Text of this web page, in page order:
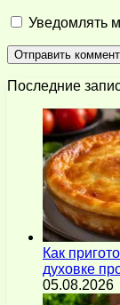
Уведомлять
Последние
Как
духовке
05.08.2026